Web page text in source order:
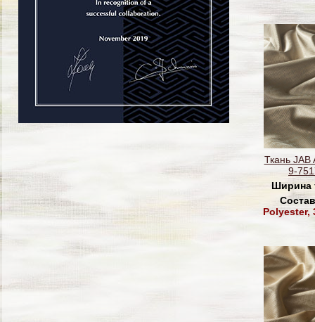
Ткань JAB
9-
Ширина
Polyester,